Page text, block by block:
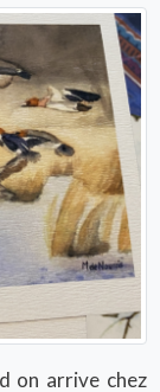
on arrive chez